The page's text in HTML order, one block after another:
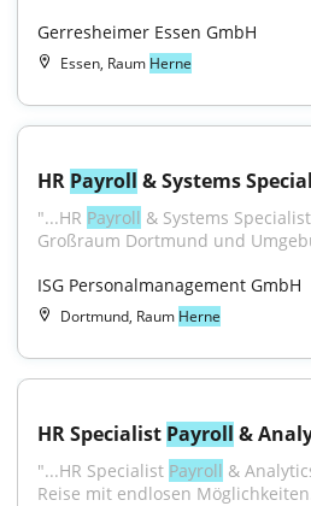
Gerresheimer Essen GmbH
Essen, Raum Herne
HR Payroll & Systems
"...HR Payroll & Systems
Großraum Dortmund und
ISG Personalmanagement GmbH
Dortmund, Raum Herne
HR Specialist Payroll &
"...HR Specialist Payroll &
Reise mit endlosen